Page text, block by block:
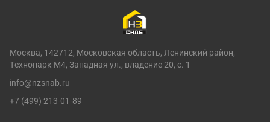
Москва, 142712, Московская область, Ленинский район,
Технопарк М4, Западная ул., владение 20, с. 1
info@nzsnab.ru
+7 (499) 213-01-89